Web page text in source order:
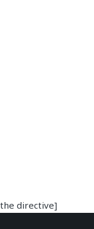
directive]